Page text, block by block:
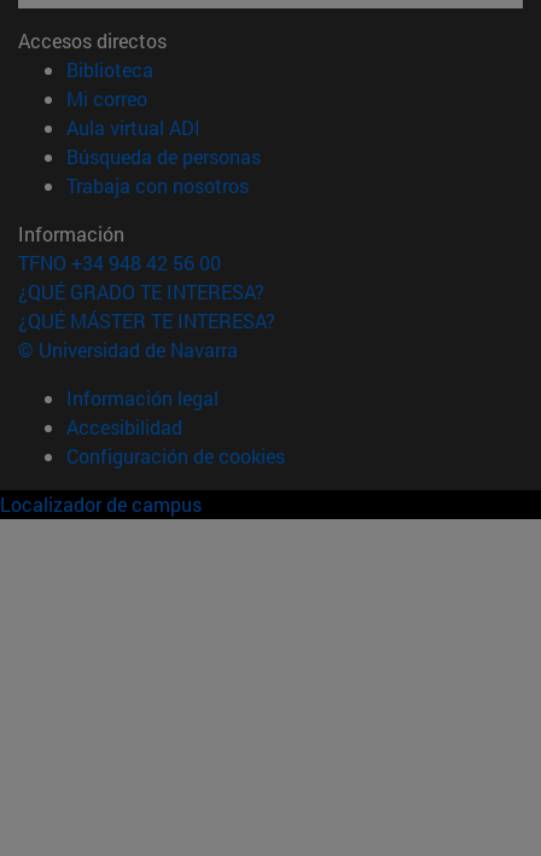
Accesos directos
Biblioteca
Mi correo(abre en nueva ventana)
Aula virtual ADI
Búsqueda de personas(abre en nueva ventana)
Trabaja con nosotros(abre en nueva ventana)
Información
TFNO +34 948 42 56 00
¿QUÉ GRADO TE INTERESA?
¿QUÉ MÁSTER TE INTERESA?
© Universidad de Navarra
Información legal
Accesibilidad
Configuración de cookies
Localizador de campus